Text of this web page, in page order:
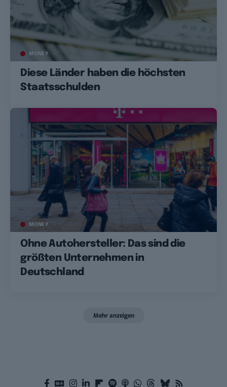
MONEY
Diese Länder haben die höchsten
Staatsschulden
MONEY
Ohne Autohersteller: Das sind die
größten Unternehmen in
Deutschland
Mehr anzeigen